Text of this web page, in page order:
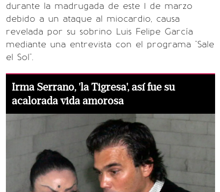
durante la madrugada de este 1 de marzo
debido a un ataque al miocardio, causa
revelada por su sobrino Luis Felipe García
mediante una entrevista con el programa "Sale
el Sol".
Irma Serrano, 'la Tigresa', así fue su
acalorada vida amorosa